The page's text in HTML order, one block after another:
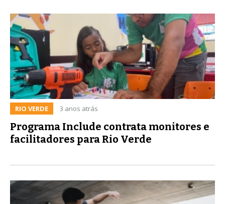
RIO VERDE 3 anos atrás
Programa Include contrata monitores e
facilitadores para Rio Verde